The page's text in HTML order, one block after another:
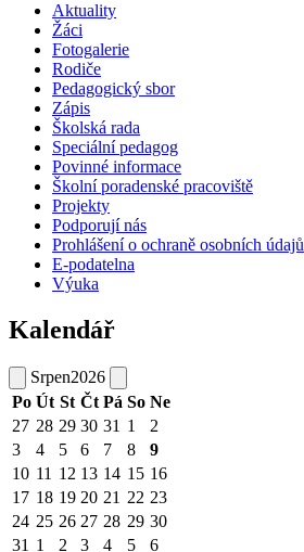
Aktuality
Žáci
Fotogalerie
Rodiče
Pedagogický sbor
Zápis
Školská rada
Speciální pedagog
Povinné informace
Školní poradenské pracoviště
Projekty
Podporují nás
Prohlášení o ochraně osobních údajů
E-podatelna
Výuka
Kalendář
Srpen2026
Po Út St Čt Pá So Ne
27 28 29 30 31 1
2
3
4 5 6 7 8
9
10 11 12 13 14 15 16
17 18 19 20 21 22 23
24 25 26 27 28 29 30
31 1 2 3 4 5 6